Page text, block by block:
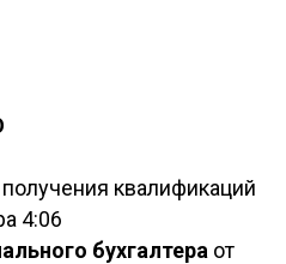
квалификаций
4:06
бухгалтера от